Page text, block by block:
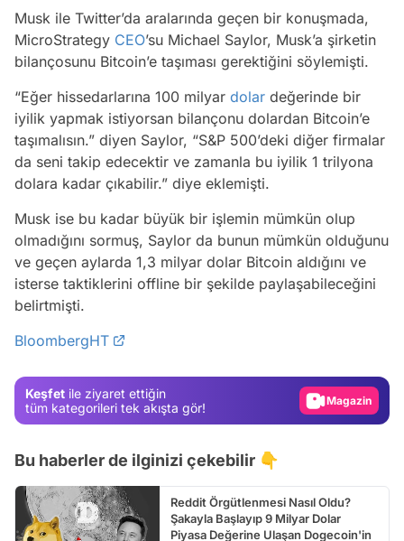
Musk ile Twitter’da aralarında geçen bir konuşmada,
MicroStrategy CEO’su Michael Saylor, Musk’a şirketin
bilançosunu Bitcoin’e taşıması gerektiğini söylemişti.
“Eğer hissedarlarına 100 milyar dolar değerinde bir
iyilik yapmak istiyorsan bilançonu dolardan Bitcoin’e
taşımalısın.” diyen Saylor, “S&P 500’deki diğer firmalar
da seni takip edecektir ve zamanla bu iyilik 1 trilyona
dolara kadar çıkabilir.” diye eklemişti.
Musk ise bu kadar büyük bir işlemin mümkün olup
olmadığını sormuş, Saylor da bunun mümkün olduğunu
ve geçen aylarda 1,3 milyar dolar Bitcoin aldığını ve
isterse taktiklerini offline bir şekilde paylaşabileceğini
belirtmişti.
BloombergHT
Keşfet ile ziyaret ettiğin
tüm kategorileri tek akışta gör!
Video
Video
Bu haberler de ilginizi çekebilir 👇
Reddit Örgütlenmesi Nasıl Oldu?
Şakayla Başlayıp 9 Milyar Dolar
Piyasa Değerine Ulaşan Dogecoin'in